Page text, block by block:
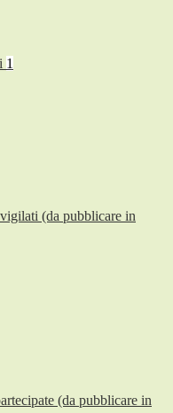
1
(da pubblicare in
(da pubblicare in